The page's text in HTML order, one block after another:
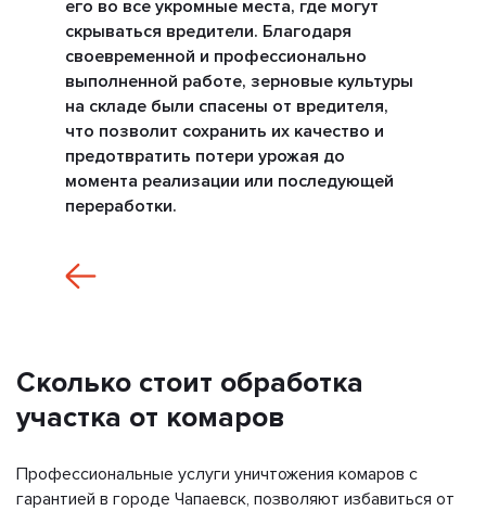
его во все укромные места, где могут
скрываться вредители. Благодаря
своевременной и профессионально
выполненной работе, зерновые культуры
на складе были спасены от вредителя,
что позволит сохранить их качество и
предотвратить потери урожая до
момента реализации или последующей
переработки.
Сколько стоит обработка
участка от комаров
Профессиональные услуги уничтожения комаров с
гарантией в городе Чапаевск, позволяют избавиться от